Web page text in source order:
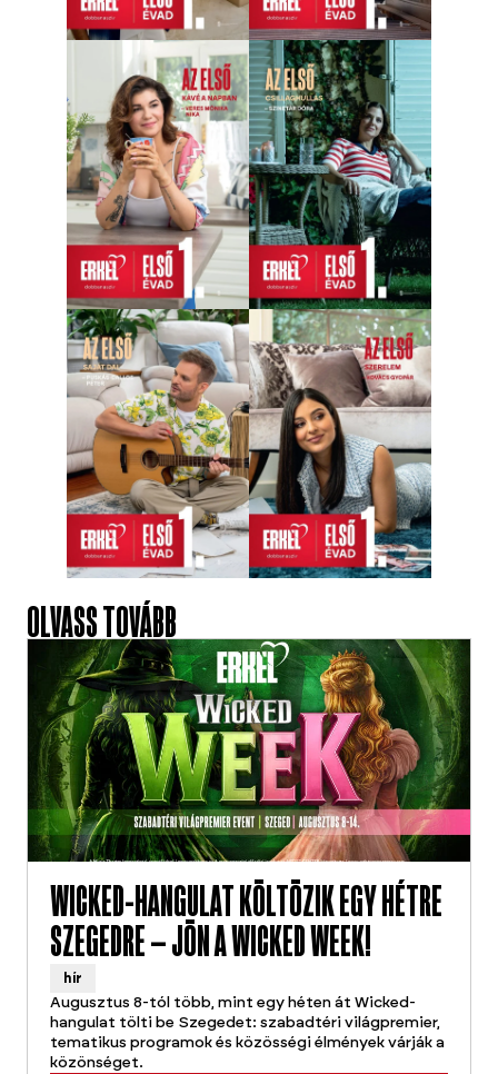
OLVASS TOVÁBB
WICKED-HANGULAT KÖLTÖZIK EGY HÉTRE
SZEGEDRE – JÖN A WICKED WEEK!
hír
Augusztus 8-tól több, mint egy héten át Wicked-
hangulat tölti be Szegedet: szabadtéri világpremier,
tematikus programok és közösségi élmények várják a
közönséget.